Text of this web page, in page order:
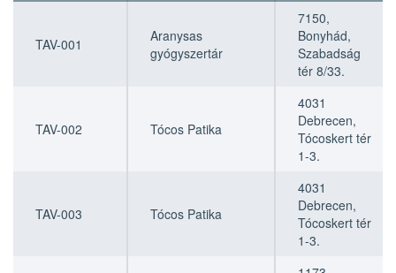
egység neve
Székhely
egység neve
Székhely
TAV-001
Aranysas
gyógyszertár
7150,
Bonyhád,
Szabadság
tér 8/33.
TAV-002 Tócos Patika
4031
Debrecen,
Tócoskert tér
1-3.
TAV-003 Tócos Patika
4031
Debrecen,
Tócoskert tér
1-3.